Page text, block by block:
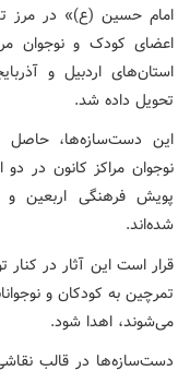
اعضای کودک و نوجوان
استان‌های اردبیل و
تحویل داده شد.
این دست‌سازه‌ها،
نوجوان مراکز کانون در
پویش فرهنگی اربعین و
شده‌اند.
قرار است این آثار در کنار
تمرچین به کودکان و
می‌شوند، اهدا شود.
دست‌سازه‌ها در قالب